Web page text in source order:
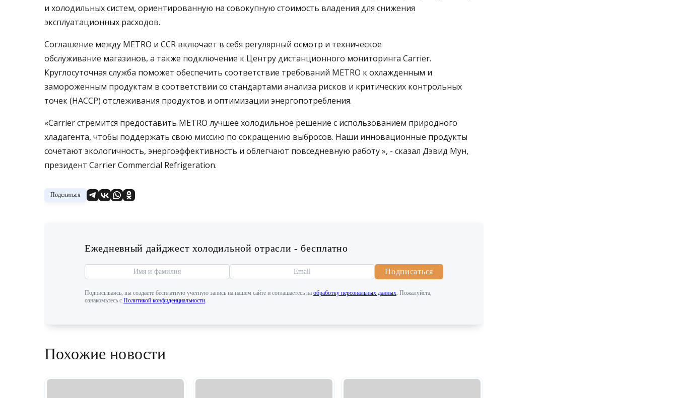
и холодильных систем, ориентированную на совокупную стоимость владения для снижения
эксплуатационных расходов.
Соглашение между METRO и CCR включает в себя регулярный осмотр и техническое
обслуживание магазинов, а также подключение к Центру дистанционного мониторинга Carrier.
Круглосуточная служба поможет обеспечить соответствие требований METRO к охлажденным и
замороженным продуктам в соответствии со стандартами анализа рисков и критических контрольных
точек (HACCP) отслеживания продуктов и оптимизации энергопотребления.
«Carrier стремится предоставить METRO лучшее холодильное решение с использованием природного
хладагента, чтобы поддержать свою миссию по сокращению выбросов. Наши инновационные продукты
сочетают экологичность, энергоэффективность и облегчают повседневную работу », - сказал Дэвид Мун,
президент Carrier Commercial Refrigeration.
Поделиться
Ежедневный дайджест холодильной отрасли - бесплатно
Подписаться
Подписываясь, вы создаете бесплатную учетную запись на нашем сайте и соглашаетесь на обработку персональных данных. Пожалуйста,
ознакомьтесь с Политикой конфиденциальности.
Похожие новости